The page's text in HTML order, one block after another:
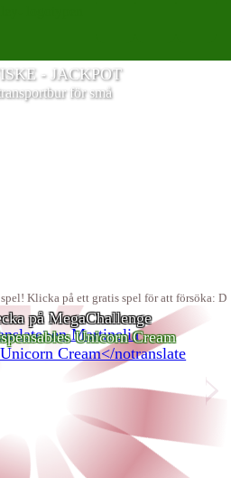
- JACKPOT
för små
Klicka på ett gratis spel för att försöka: D
på MegaChallenge
Unicorn Cream